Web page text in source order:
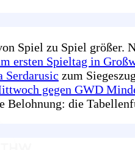
Spiel zu Spiel größer.
ersten Spieltag in
Serdarusic zum
gegen GWD
Belohnung: die